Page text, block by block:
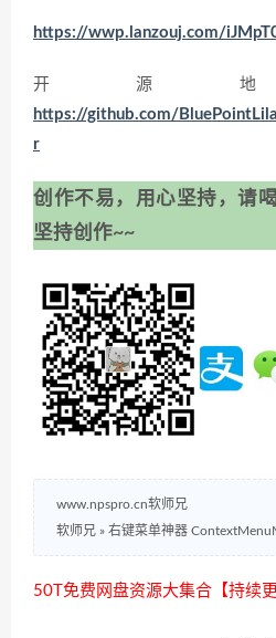
https://wwp.lanzouj.com/
开源
https://github.com/
r
创作不易，用心坚持，请
坚持创作~~
www.npspro.cn软师兄
软师兄 » 右键菜单神器
50T免费网盘资源大集合【持续